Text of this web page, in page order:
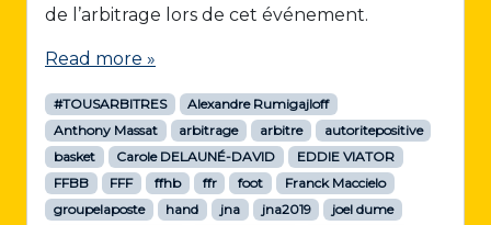
de l’arbitrage lors de cet événement.
Read more »
#TOUSARBITRES
Alexandre Rumigajloff
Anthony Massat
arbitrage arbitre
autoritepositive
basket
Carole DELAUNÉ-DAVID
EDDIE VIATOR
FFBB
FFF ffhb ffr foot
Franck Maccielo
groupelaposte
hand jna jna2019
joel dume